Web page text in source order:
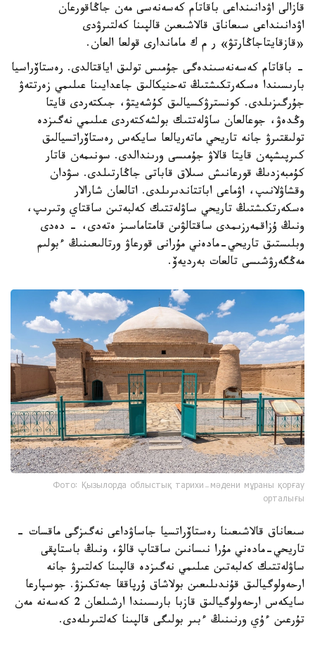
قازالى اۋدانىنداعى باقاتام كەسەنەسى مەن جاڭاقورعان
اۋدانىنداعى سىعاناق قالاشىعىن قالپىنا كەلتىرۋدى
«قازقايتاجاڭارتۋ» ر م ك ماماندارى قولعا العان.
- باقاتام كەسەنەسىندەگى جۇمىس تولىق اياقتالدى. رەستاۆراسيا
بارىسىندا ەسكەرتكىشتىڭ تەحنيكالىق جاعدايىنا عىلىمي زەرتتەۋ
جۇرگىزىلدى. كونسترۋكسيالىق كۇشەيتۋ، جىكتەردى قايتا
وڭدەۋ، جوعالعان ساۋلەتتىك بولشەكتەردى عىلىمي نەگىزدە
تولىقتىرۋ جانە تاريحي ماتەريالعا سايكەس رەستاۆراتسيالىق
كىرپىشپەن قايتا قالاۋ جۇمىسى ورىندالدى. سونىمەن قاتار
كۇمبەزدىڭ قورعانىش سىلاق قاباتى جاڭارتىلدى. سۋدان
وقشاۋلانىپ، اۋماعى اباتتاندىرىلدى. اتالعان شارالار
ەسكەرتكىشتىڭ تاريحي ساۋلەتتىك كەلبەتىن ساقتاي وتىرىپ،
ونىڭ ۇزاقمەرزىمدى ساقتالۋىن قامتاماسىز ەتەدى، - دەدى
وبلىستىق تاريحي-مادەني مۇرانى قورعاۋ ورتالىعىنىڭ ءبولىم
مەڭگەرۋشىسى تالعات بەرديەۆ.
Фото: Қызылорда облыстық тарихи-мәдени мұраны қорғау
орталығы
سىعاناق قالاشىعىنا رەستاۆراتسيا جاساۋداعى نەگىزگى ماقسات -
تاريحي-مادەني مۇرا نىسانىن ساقتاپ قالۋ، ونىڭ باستاپقى
ساۋلەتتىك كەلبەتىن عىلىمي نەگىزدە قالپىنا كەلتىرۋ جانە
ارحەولوگيالىق قۇندىلىعىن بولاشاق ۇرپاققا جەتكىزۋ. جوسپارعا
سايكەس ارحەولوگيالىق قازبا بارىسىندا ارشىلعان 2 كەسەنە مەن
تۇرعىن ءۇي ورنىنىڭ ءبىر بولىگى قالپىنا كەلتىرىلەدى.